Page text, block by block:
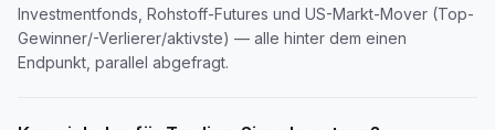
Investmentfonds, Rohstoff-Futures und US-Markt-Mover (Top-
Gewinner/-Verlierer/aktivste) — alle hinter dem einen
Endpunkt, parallel abgefragt.